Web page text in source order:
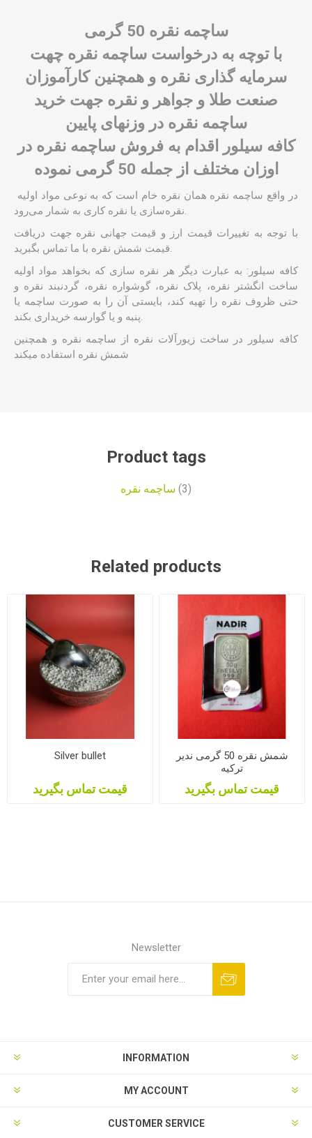
ساچمه نقره 50 گرمی
با توچه به درخواست ساچمه نقره چهت
سرمایه گذاری نقره و همچنین کارآموزان
صنعت طلا و جواهر و نقره جهت خرید
ساچمه نقره در وزنهای پایین
کافه سیلور اقدام به فروش ساچمه نقره در
اوزان مختلف از جمله 50 گرمی نموده
در واقع ساچمه نقره همان نقره خام است که به نوعی مواد اولیه
با توجه به تغییرات قیمت ارز و قیمت جهانی نقره جهت دریافت
کافه سیلور: به عبارت دیگر هر نقره سازی که بخواهد مواد اولیه
ساخت انگشتر نقره، پلاک نقره، گوشواره نقره، گردنبند نقره و
حتی ظروف نقره را تهیه کند، بایستی آن را به صورت ساچمه یا
کافه سیلور در ساخت زیورآلات نقره از ساچمه نقره و همچنین
شمش نقره استفاده میکند
Product tags
ساچمه نقره (3)
Related products
Silver bullet
قیمت تماس بگیرید
شمش نقره 50 گرمی ندیر
ترکیه
قیمت تماس بگیرید
Newsletter
INFORMATION
MY ACCOUNT
CUSTOMER SERVICE